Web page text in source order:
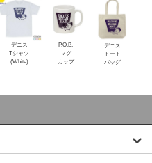
デニス
Tシャツ
(White)
P.O.B.
マグ
カップ
デニス
トート
バッグ